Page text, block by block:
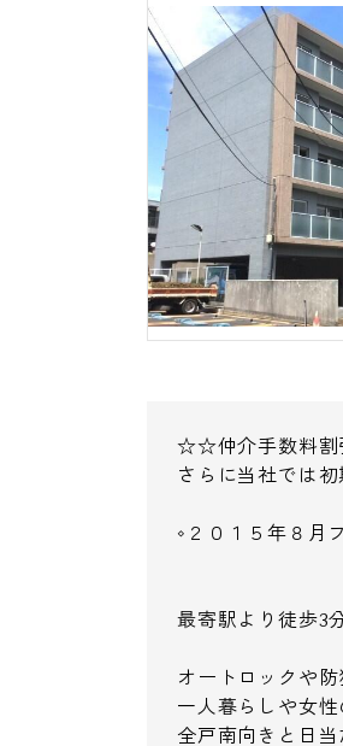
☆☆仲介手数料
さらに当社では
◇２０１５年８月
最寄駅より徒歩3
オートロックや
一人暮らしや女
全戸南向きと日